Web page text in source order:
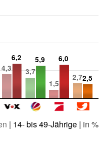
4,3
3,7
1,5
2,7
6,2 5,9 6,0
2,5
| 14- bis 49-Jährige| in %